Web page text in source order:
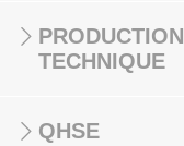
TECHNIQUE
QHSE